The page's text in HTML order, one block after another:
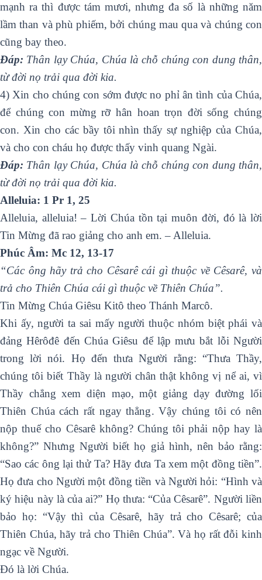
mạnh ra thì được tám mươi, nhưng đa số là những năm
lầm than và phù phiếm, bởi chúng mau qua và chúng con
cũng bay theo.
Ðáp: Thân lạy Chúa, Chúa là chỗ chúng con dung thân,
từ đời nọ trải qua đời kia.
4) Xin cho chúng con sớm được no phỉ ân tình của Chúa,
để chúng con mừng rỡ hân hoan trọn đời sống chúng
con. Xin cho các bầy tôi nhìn thấy sự nghiệp của Chúa,
và cho con cháu họ được thấy vinh quang Ngài.
Ðáp: Thân lạy Chúa, Chúa là chỗ chúng con dung thân,
từ đời nọ trải qua đời kia.
Alleluia: 1 Pr 1, 25
Alleluia, alleluia! – Lời Chúa tồn tại muôn đời, đó là lời
Tin Mừng đã rao giảng cho anh em. – Alleluia.
Phúc Âm: Mc 12, 13-17
“Các ông hãy trả cho Cêsarê cái gì thuộc về Cêsarê, và
trả cho Thiên Chúa cái gì thuộc về Thiên Chúa”.
Tin Mừng Chúa Giêsu Kitô theo Thánh Marcô.
Khi ấy, người ta sai mấy người thuộc nhóm biệt phái và
đảng Hêrôđê đến Chúa Giêsu để lập mưu bắt lỗi Người
trong lời nói. Họ đến thưa Người rằng: “Thưa Thầy,
chúng tôi biết Thầy là người chân thật không vị nể ai, vì
Thầy chẳng xem diện mạo, một giảng dạy đường lối
Thiên Chúa cách rất ngay thẳng. Vậy chúng tôi có nên
nộp thuế cho Cêsarê không? Chúng tôi phải nộp hay là
không?” Nhưng Người biết họ giả hình, nên bảo rằng:
“Sao các ông lại thử Ta? Hãy đưa Ta xem một đồng tiền”.
Họ đưa cho Người một đồng tiền và Người hỏi: “Hình và
ký hiệu này là của ai?” Họ thưa: “Của Cêsarê”. Người liền
bảo họ: “Vậy thì của Cêsarê, hãy trả cho Cêsarê; của
Thiên Chúa, hãy trả cho Thiên Chúa”. Và họ rất đỗi kinh
ngạc về Người.
Ðó là lời Chúa.